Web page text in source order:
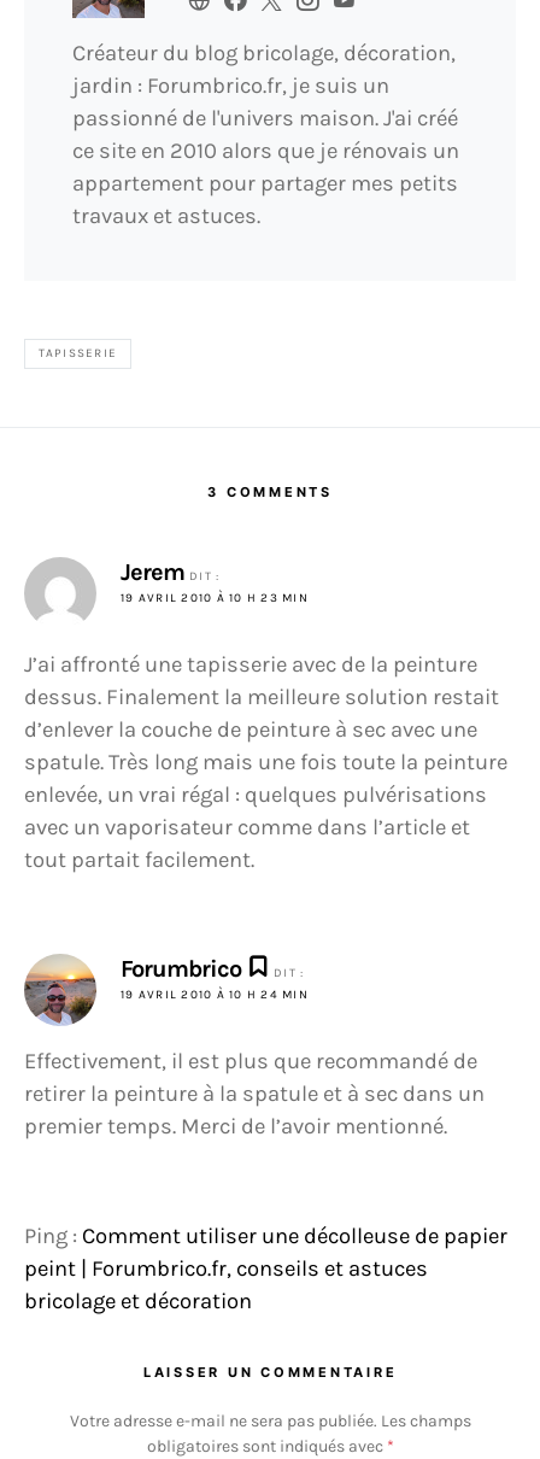
Créateur du blog bricolage, décoration,
jardin : Forumbrico.fr, je suis un
passionné de l'univers maison. J'ai créé
ce site en 2010 alors que je rénovais un
appartement pour partager mes petits
travaux et astuces.
TAPISSERIE
3 COMMENTS
Jerem DIT :
19 AVRIL 2010 À 10 H 23 MIN
J’ai affronté une tapisserie avec de la peinture
dessus. Finalement la meilleure solution restait
d’enlever la couche de peinture à sec avec une
spatule. Très long mais une fois toute la peinture
enlevée, un vrai régal : quelques pulvérisations
avec un vaporisateur comme dans l’article et
tout partait facilement.
Forumbrico
DIT :
19 AVRIL 2010 À 10 H 24 MIN
Effectivement, il est plus que recommandé de
retirer la peinture à la spatule et à sec dans un
premier temps. Merci de l’avoir mentionné.
Ping : Comment utiliser une décolleuse de papier
peint | Forumbrico.fr, conseils et astuces
bricolage et décoration
LAISSER UN COMMENTAIRE
Votre adresse e-mail ne sera pas publiée. Les champs
obligatoires sont indiqués avec *